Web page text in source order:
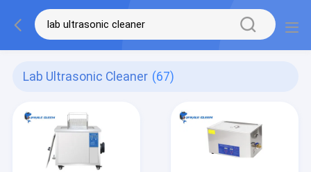
Lab Ultrasonic Cleaner (67)